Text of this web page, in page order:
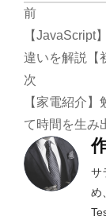
投
稿
ナ
ビ
ゲ
ー
シ
前
【JavaScript
違いを解説【
次
【家電紹介
て時間を生み
サ
め